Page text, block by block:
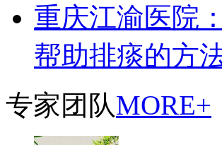
重庆江渝医院
帮助排痰的方
专家团队MORE+